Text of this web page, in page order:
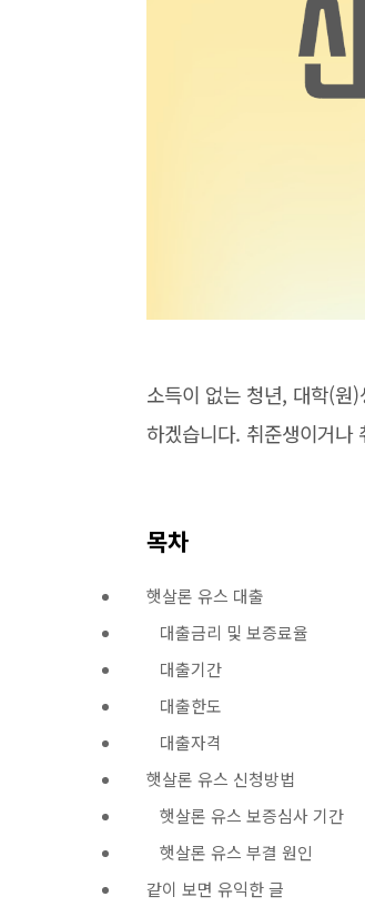
소득이 없는 청년, 대학(원
하겠습니다. 취준생이거나
목차
햇살론 유스 대출
대출금리 및 보증료율
대출기간
대출한도
대출자격
햇살론 유스 신청방법
햇살론 유스 보증심사 기간
햇살론 유스 부결 원인
같이 보면 유익한 글